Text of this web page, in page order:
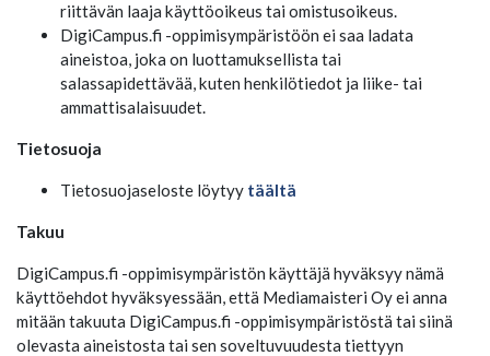
riittävän laaja käyttöoikeus tai omistusoikeus.
DigiCampus.fi -oppimisympäristöön ei saa ladata
aineistoa, joka on luottamuksellista tai
salassapidettävää, kuten henkilötiedot ja liike- tai
ammattisalaisuudet.
Tietosuoja
Tietosuojaseloste löytyy täältä
Takuu
DigiCampus.fi -oppimisympäristön käyttäjä hyväksyy nämä
käyttöehdot hyväksyessään, että Mediamaisteri Oy ei anna
mitään takuuta DigiCampus.fi -oppimisympäristöstä tai siinä
olevasta aineistosta tai sen soveltuvuudesta tiettyyn